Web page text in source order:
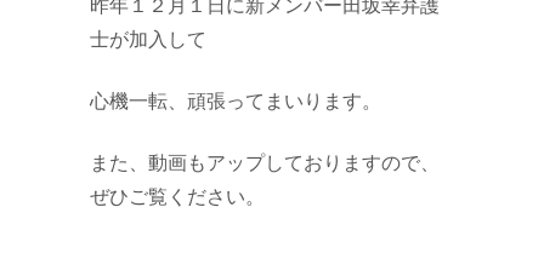
昨年１２月１日に新メンバー田坂幸弁護
士が加入して
心機一転、頑張ってまいります。
また、動画もアップしておりますので、
ぜひご覧ください。